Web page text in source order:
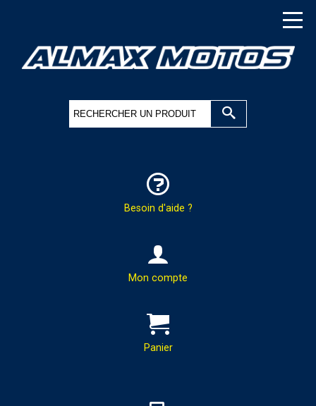
Besoin d'aide ?
HOTLINE & COMMANDES
PAR TÉLÉPHONE :
PAR MAIL :
Contactez-nous pour toutes
demandes de renseignements
Mon compte
Panier